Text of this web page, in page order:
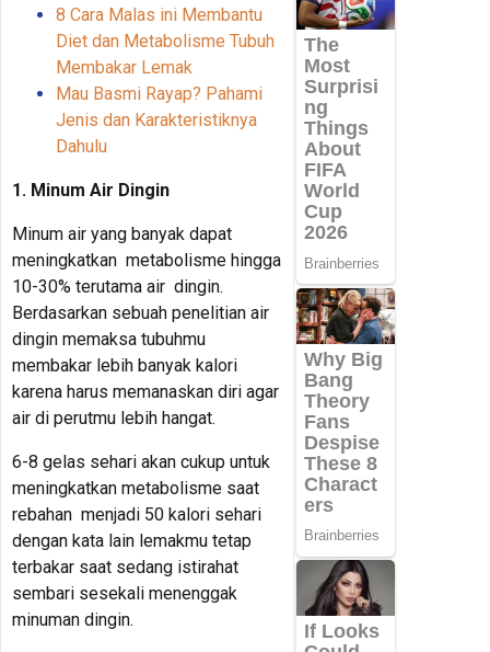
8 Cara Malas ini Membantu
Diet dan Metabolisme Tubuh
Membakar Lemak
Mau Basmi Rayap? Pahami
Jenis dan Karakteristiknya
Dahulu
1. Minum Air Dingin
Minum air yang banyak dapat
meningkatkan metabolisme hingga
10-30% terutama air dingin.
Berdasarkan sebuah penelitian air
dingin memaksa tubuhmu
membakar lebih banyak kalori
karena harus memanaskan diri agar
air di perutmu lebih hangat.
6-8 gelas sehari akan cukup untuk
meningkatkan metabolisme saat
rebahan menjadi 50 kalori sehari
dengan kata lain lemakmu tetap
terbakar saat sedang istirahat
sembari sesekali menenggak
minuman dingin.